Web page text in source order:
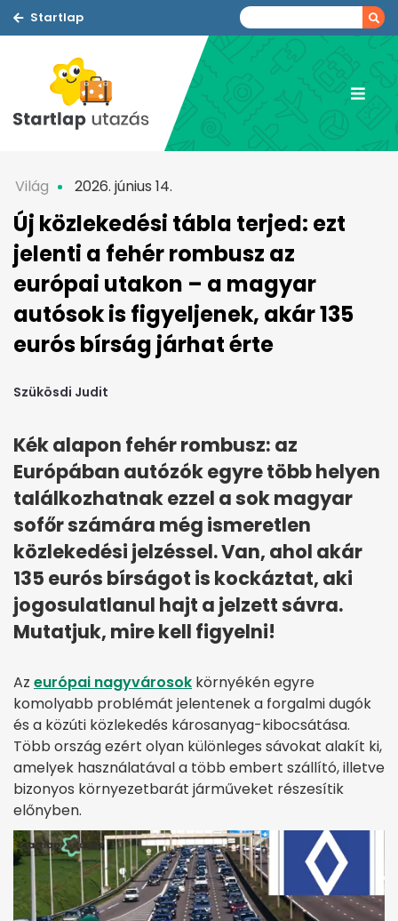
Startlap
Világ 2026. június 14.
Új közlekedési tábla terjed: ezt
jelenti a fehér rombusz az
európai utakon – a magyar
autósok is figyeljenek, akár 135
eurós bírság járhat érte
Szükösdi Judit
Kék alapon fehér rombusz: az
Európában autózók egyre több helyen
találkozhatnak ezzel a sok magyar
sofőr számára még ismeretlen
közlekedési jelzéssel. Van, ahol akár
135 eurós bírságot is kockáztat, aki
jogosulatlanul hajt a jelzett sávra.
Mutatjuk, mire kell figyelni!
Az európai nagyvárosok környékén egyre
komolyabb problémát jelentenek a forgalmi dugók
és a közúti közlekedés károsanyag-kibocsátása.
Több ország ezért olyan különleges sávokat alakít ki,
amelyek használatával a több embert szállító, illetve
bizonyos környezetbarát járműveket részesítik
előnyben.